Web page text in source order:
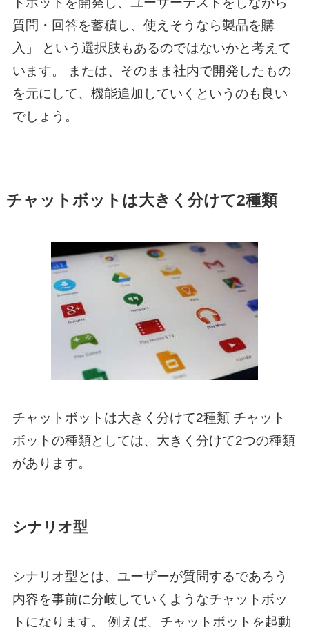
質問・回答を蓄積し、使えそうなら製品を購
入」 という選択肢もあるのではないかと考えて
います。 または、そのまま社内で開発したもの
を元にして、機能追加していくというのも良い
でしょう。
チャットボットは大きく分けて2種類
チャットボットは大きく分けて2種類 チャット
ボットの種類としては、大きく分けて2つの種類
があります。
シナリオ型
シナリオ型とは、ユーザーが質問するであろう
内容を事前に分岐していくようなチャットボッ
トになります。 例えば、チャットボットを起動